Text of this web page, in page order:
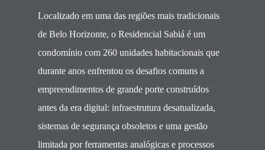
Localizado em uma das regiões mais tradicionais
de Belo Horizonte, o Residencial Sabiá é um
condomínio com 260 unidades habitacionais que
durante anos enfrentou os desafios comuns a
empreendimentos de grande porte construídos
antes da era digital: infraestrutura desatualizada,
sistemas de segurança obsoletos e uma gestão
limitada por ferramentas analógicas e processos